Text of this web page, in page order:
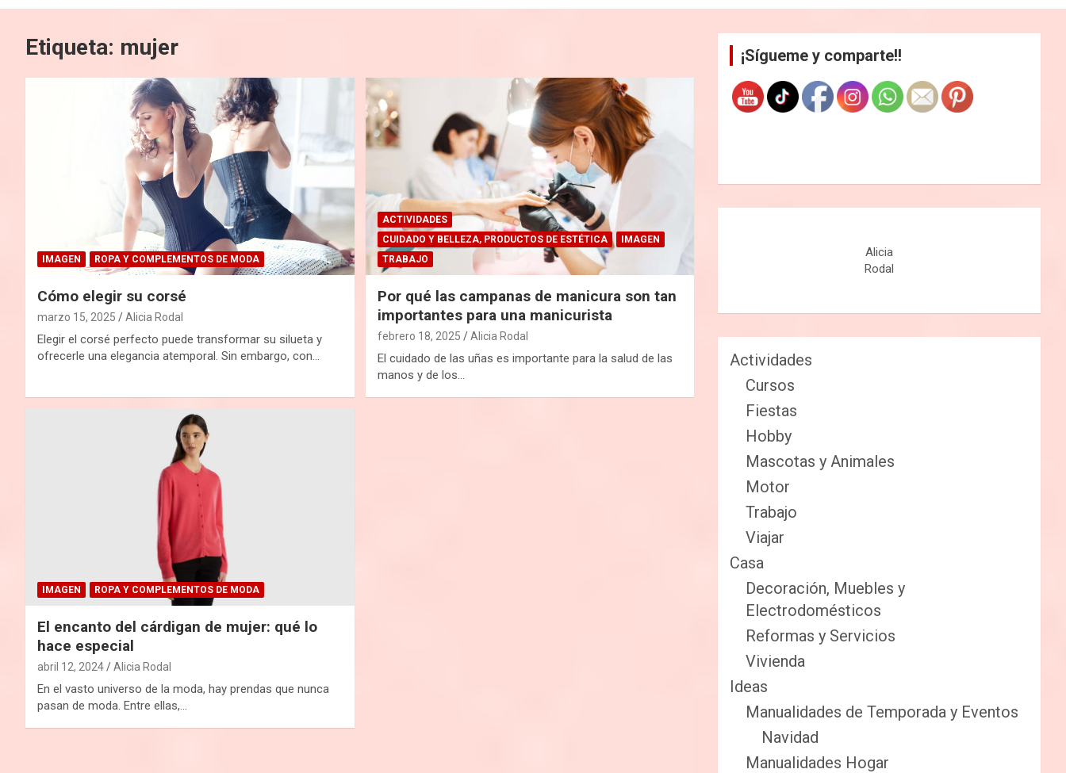
Etiqueta: mujer
IMAGEN ROPA Y COMPLEMENTOS DE MODA
Cómo elegir su corsé
marzo 15, 2025 Alicia Rodal
Elegir el corsé perfecto puede transformar su silueta y
ofrecerle una elegancia atemporal. Sin embargo, con…
ACTIVIDADES
CUIDADO Y BELLEZA, PRODUCTOS DE ESTÉTICA
IMAGEN
TRABAJO
Por qué las campanas de manicura son tan
importantes para una manicurista
febrero 18, 2025 Alicia Rodal
El cuidado de las uñas es importante para la salud de las
manos y de los…
IMAGEN ROPA Y COMPLEMENTOS DE MODA
El encanto del cárdigan de mujer: qué lo
hace especial
abril 12, 2024 Alicia Rodal
En el vasto universo de la moda, hay prendas que nunca
pasan de moda. Entre ellas,…
¡Sígueme y comparte!!
Alicia
Rodal
Actividades
Cursos
Fiestas
Hobby
Mascotas y Animales
Motor
Trabajo
Viajar
Casa
Decoración, Muebles y
Electrodomésticos
Reformas y Servicios
Vivienda
Ideas
Manualidades de Temporada y Eventos
Navidad
Manualidades Hogar